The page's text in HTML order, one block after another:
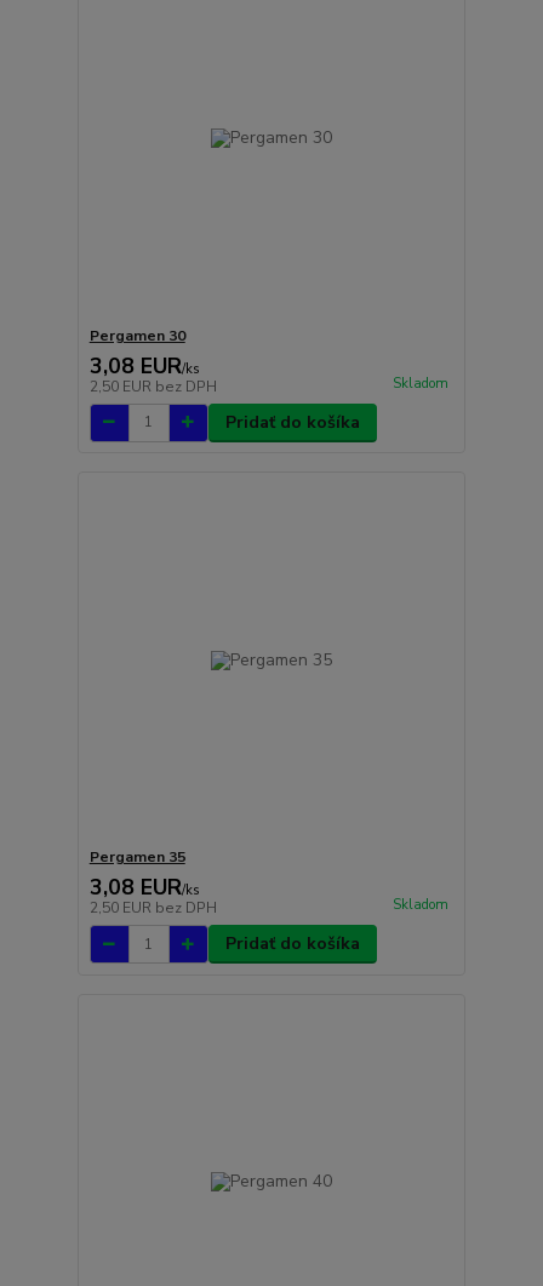
Pergamen 30
3,08 EUR/ks
2,50 EUR bez DPH Skladom
Pridať do košíka
Pergamen 35
3,08 EUR/ks
2,50 EUR bez DPH Skladom
Pridať do košíka